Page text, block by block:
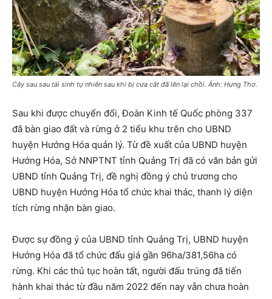
Cây sau sau tái sinh tự nhiên sau khi bị cưa cắt đã lên lại chồi. Ảnh: Hưng Thơ.
Sau khi được chuyển đổi, Đoàn Kinh tế Quốc phòng 337
đã bàn giao đất và rừng ở 2 tiểu khu trên cho UBND
huyện Hướng Hóa quản lý. Từ đề xuất của UBND huyện
Hướng Hóa, Sở NNPTNT tỉnh Quảng Trị đã có văn bản gửi
UBND tỉnh Quảng Trị, đề nghị đồng ý chủ trương cho
UBND huyện Hướng Hóa tổ chức khai thác, thanh lý diện
tích rừng nhận bàn giao.
Được sự đồng ý của UBND tỉnh Quảng Trị, UBND huyện
Hướng Hóa đã tổ chức đấu giá gần 96ha/381,56ha có
rừng. Khi các thủ tục hoàn tất, người đấu trúng đã tiến
hành khai thác từ đầu năm 2022 đến nay vẫn chưa hoàn